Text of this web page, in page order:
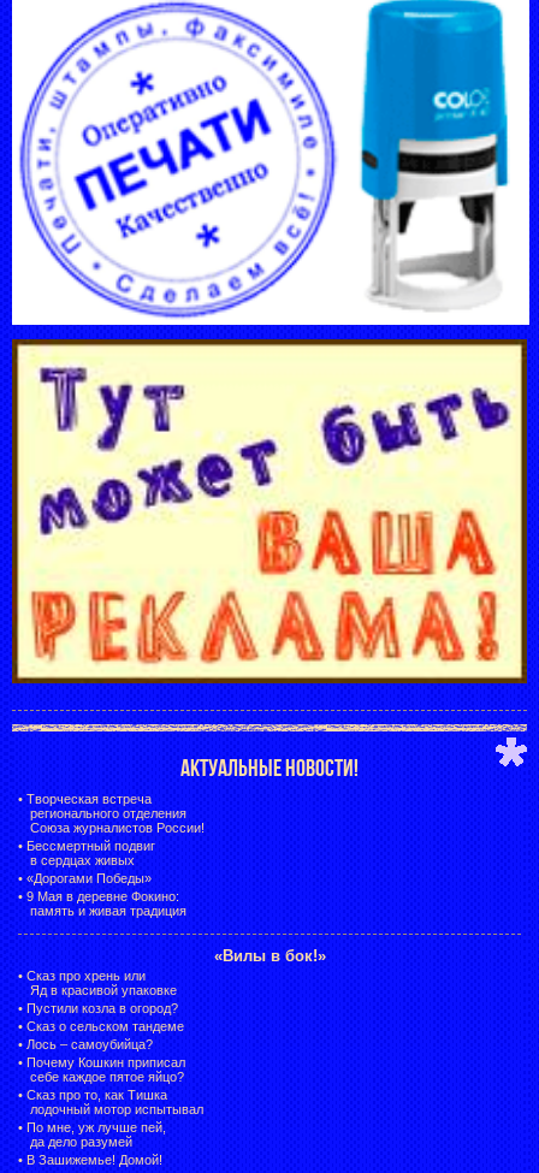
АКТУАЛЬНЫЕ НОВОСТИ!
• Творческая встреча
регионального отделения
Союза журналистов России!
• Бессмертный подвиг
в сердцах живых
• «Дорогами Победы»
• 9 Мая в деревне Фокино:
память и живая традиция
«Вилы в бок!»
• Сказ про хрень или
Яд в красивой упаковке
• Пустили козла в огород?
• Сказ о сельском тандеме
• Лось – самоубийца?
• Почему Кошкин приписал
себе каждое пятое яйцо?
• Сказ про то, как Тишка
лодочный мотор испытывал
• По мне, уж лучше пей,
да дело разумей
• В Зашижемье! Домой!